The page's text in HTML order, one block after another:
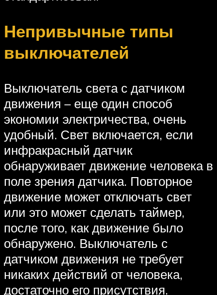
Непривычные типы
выключателей
Выключатель света с датчиком
движения – еще один способ
экономии электричества, очень
удобный. Свет включается, если
инфракрасный датчик
обнаруживает движение человека в
поле зрения датчика. Повторное
движение может отключать свет
или это может сделать таймер,
после того, как движение было
обнаружено. Выключатель с
датчиком движения не требует
никаких действий от человека,
достаточно его присутствия.